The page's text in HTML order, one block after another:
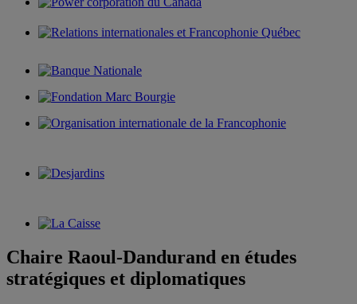
Chaire Raoul-Dandurand en études
stratégiques et diplomatiques